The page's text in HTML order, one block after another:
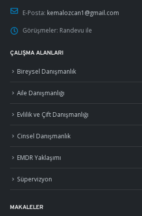
E-Posta: kemalozcan1@gmail.com
Görüşmeler: Randevu ile
ÇALIŞMA ALANLARI
Bireysel Danışmanlık
Aile Danışmanlığı
Evlilik ve Çift Danışmanlığı
Cinsel Danışmanlık
EMDR Yaklaşımı
Süpervizyon
MAKALELER